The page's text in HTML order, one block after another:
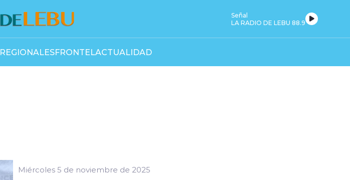
Señal
LA RADIO DE LEBU 88.9
REGIONALESFRONTELACTUALIDAD
Miércoles 5 de noviembre de 2025